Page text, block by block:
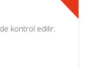
kontrol edilir.